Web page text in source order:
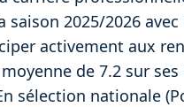
saison 2025/2026 avec
activement aux
de 7.2 sur
sélection nationale